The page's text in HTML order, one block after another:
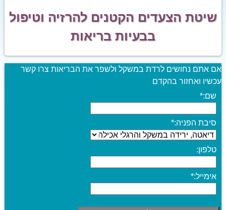
שיטת הצעדים הקטנים להרזיה וטיפול
בבעיות בריאות
אם אתם נחושים לרדת במשקל ולשפר את הבריאות צרו קשר
עכשיו ואחזור בהקדם
שם:*
סיבת הפניה:*
טלפון:
אימייל:*